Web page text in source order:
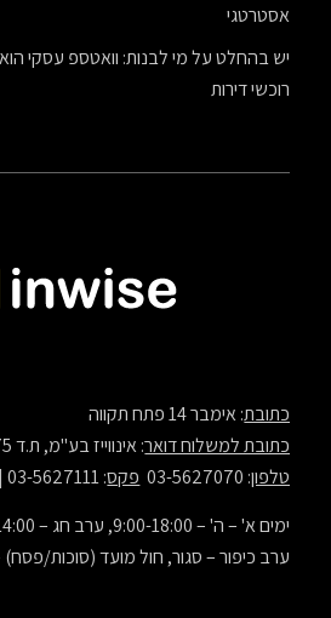
אסטרטגי
יש בהחלט על מי לבנות: וואטספ עסקי
רוכשי דירות
כתובת: אימבר 14 פתח תקווה
כתובת למשלוח דואר: אינווייז בע"מ, ת.ד 4175 פתח תקווה
טלפון: 03-5627070 פקס: 03-5627111 |
ימים א' – ה' – 9:00-18:00, ערב חג – 9:00-14:00
ערב כיפור – סגור, חול מועד (סוכות/פסח) – 9:00-